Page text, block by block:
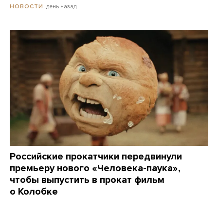
НОВОСТИ день назад
Российские прокатчики передвинули
премьеру нового «Человека-паука»,
чтобы выпустить в прокат фильм
о Колобке